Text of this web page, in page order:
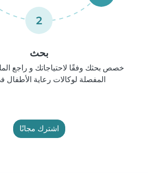
2
بحث
خصص بحثك وفقًا لاحتياجاتك و راجع
المفصلة لوكالات رعاية الأطفال
اشترك مجانًا